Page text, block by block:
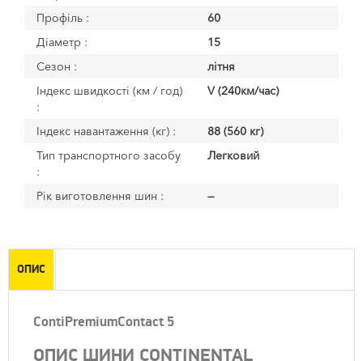
Профіль :
60
Діаметр :
15
Сезон :
літня
Індекс швидкості (км / год)
:
V (240км/час)
Індекс навантаження (кг) :
88 (560 кг)
Тип транспортного засобу
:
Легковий
Рік виготовлення шин : —
ОПИС
ContiPremiumContact 5
ОПИС ШИНИ CONTINENTAL